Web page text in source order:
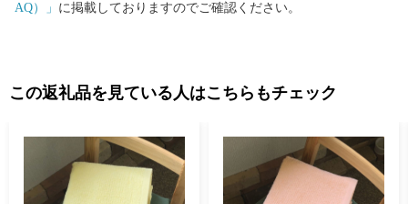
AQ）」 に掲載しておりますのでご確認ください。
この返礼品を見ている人はこちらもチェック